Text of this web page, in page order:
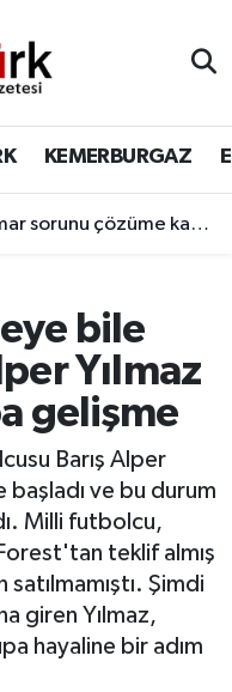
KEMERBURGAZ
çözüme kavuşuyor
bile
Yılmaz
gelişme
Barış Alper
başladı ve bu durum
Milli futbolcu,
teklif almış
Şimdi
giren Yılmaz,
hayaline bir adım
Haritası
Fikstür